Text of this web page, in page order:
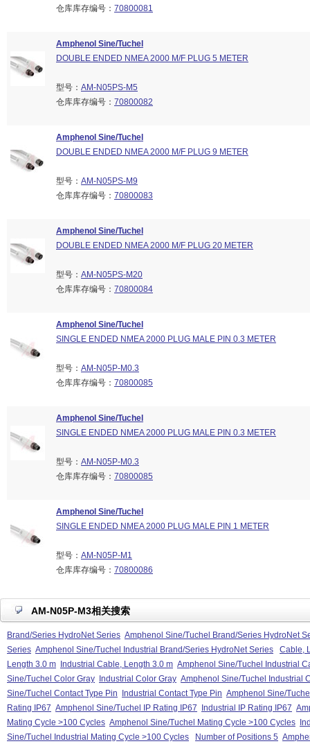
仓库库存编号： 70800081
Amphenol Sine/Tuchel
DOUBLE ENDED NMEA 2000 M/F PLUG 5 METER
型号： AM-N05PS-M5
仓库库存编号： 70800082
Amphenol Sine/Tuchel
DOUBLE ENDED NMEA 2000 M/F PLUG 9 METER
型号： AM-N05PS-M9
仓库库存编号： 70800083
Amphenol Sine/Tuchel
DOUBLE ENDED NMEA 2000 M/F PLUG 20 METER
型号： AM-N05PS-M20
仓库库存编号： 70800084
Amphenol Sine/Tuchel
SINGLE ENDED NMEA 2000 PLUG MALE PIN 0.3 METER
型号： AM-N05P-M0.3
仓库库存编号： 70800085
Amphenol Sine/Tuchel
SINGLE ENDED NMEA 2000 PLUG MALE PIN 0.3 METER
型号： AM-N05P-M0.3
仓库库存编号： 70800085
Amphenol Sine/Tuchel
SINGLE ENDED NMEA 2000 PLUG MALE PIN 1 METER
型号： AM-N05P-M1
仓库库存编号： 70800086
AM-N05P-M3相关搜索
Brand/Series HydroNet Series Amphenol Sine/Tuchel Brand/Series HydroNet
Series Amphenol Sine/Tuchel Industrial Brand/Series HydroNet Series
Cable,
Length 3.0 m
Industrial Cable, Length 3.0 m Amphenol Sine/Tuchel Industrial
Sine/Tuchel Color Gray
Industrial Color Gray Amphenol Sine/Tuchel Industrial
Sine/Tuchel Contact Type Pin
Industrial Contact Type Pin Amphenol Sine/
Rating IP67 Amphenol Sine/Tuchel IP Rating IP67 Industrial IP Rating IP67
Mating Cycle >100 Cycles Amphenol Sine/Tuchel Mating Cycle >100 Cycles
Sine/Tuchel Industrial Mating Cycle >100 Cycles
Number of Positions 5